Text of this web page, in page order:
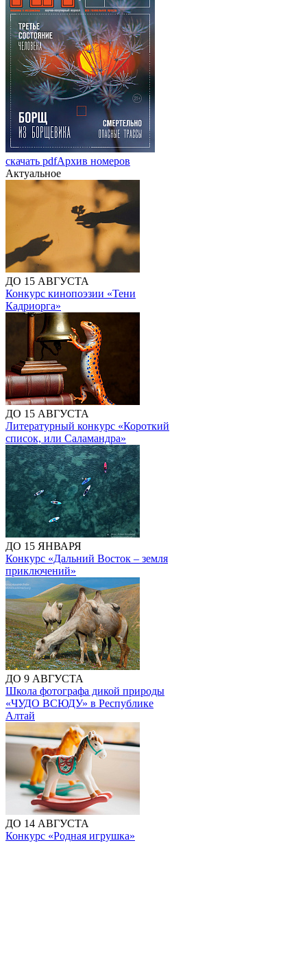
скачать pdfАрхив номеров
Актуальное
ДО 15 АВГУСТА
Конкурс кинопоэзии «Тени
Кадриорга»
ДО 15 АВГУСТА
Литературный конкурс «Короткий
список, или Саламандра»
ДО 15 ЯНВАРЯ
Конкурс «Дальний Восток – земля
приключений»
ДО 9 АВГУСТА
Школа фотографа дикой природы
«ЧУДО ВСЮДУ» в Республике
Алтай
ДО 14 АВГУСТА
Конкурс «Родная игрушка»